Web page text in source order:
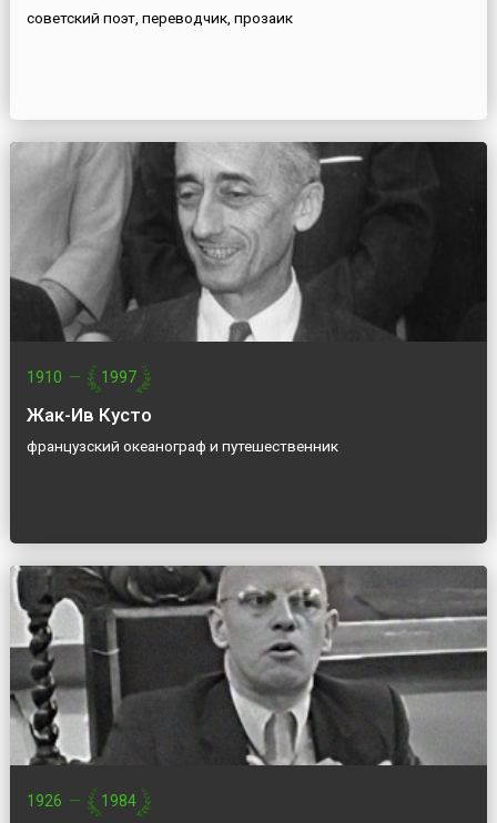
советский поэт, переводчик, прозаик
1910 — 1997
Жак-Ив Кусто
французский океанограф и путешественник
1926 — 1984